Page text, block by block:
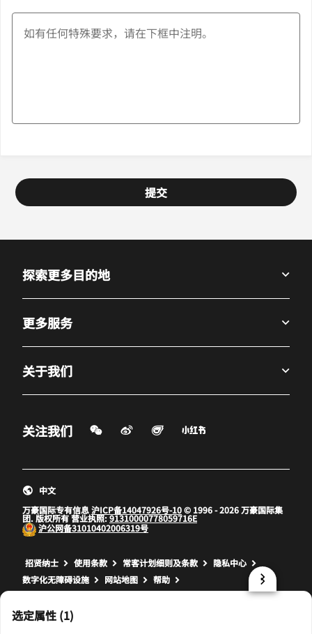
提交
选定属性 (1)
探索更多目的地
更多服务
关于我们
关注我们 微信扫一扫
微博
打开新窗口
飞猪
打开新窗口打开新窗口
万豪国际专有信息沪ICP备14047926号-10© 1996 - 2026 万豪国际集
团. 版权所有 营业执照:91310000778059716E
沪公网备31010402006319号
中文
招贤纳士 打开新窗口
使用条款 打开新窗口
常客计划细则及条款 打开新窗口
隐私中心
数字化无障碍设施
网站地图 帮助
prod32,A39C5CAB-E796-5B5C-9D95-43D0E50148FB,NA